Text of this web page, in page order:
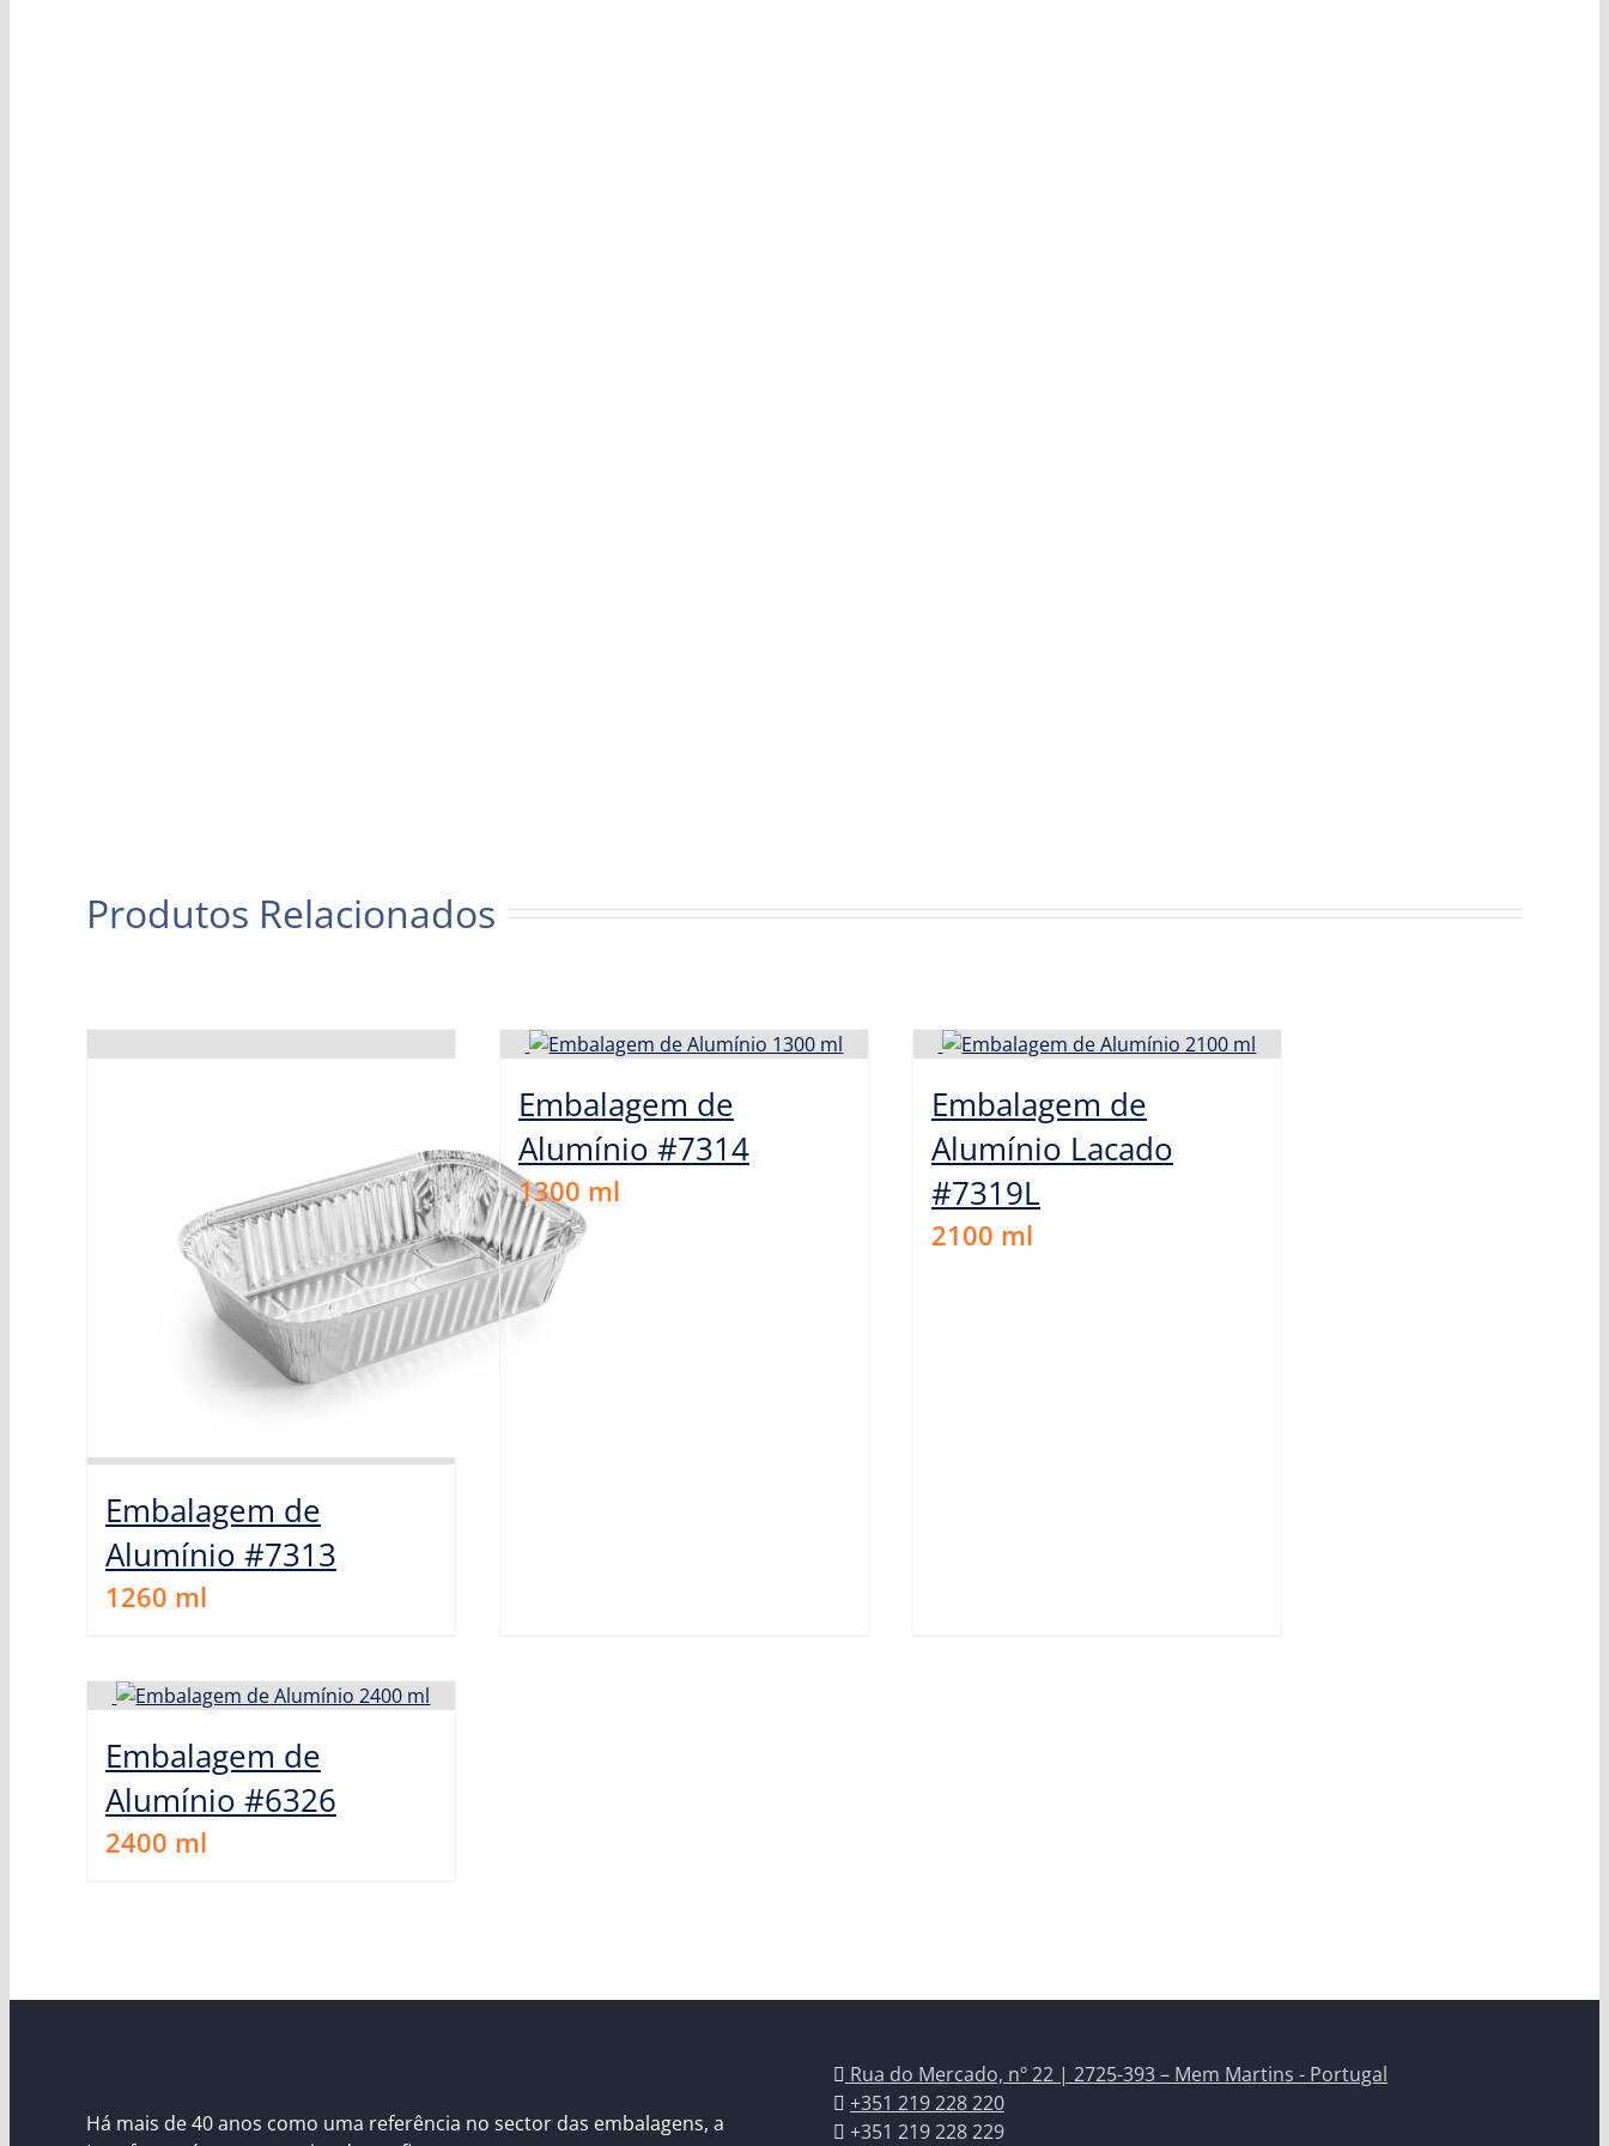
Produtos Relacionados
Embalagem de
Alumínio #7313
1260 ml
Embalagem de
Alumínio #7314
1300 ml
Embalagem de
Alumínio Lacado
#7319L
2100 ml
Embalagem de
Alumínio #6326
2400 ml
Há mais de 40 anos como uma referência no sector das embalagens, a
Rua do Mercado, nº 22 | 2725-393 – Mem Martins - Portugal
+351 219 228 220
+351 219 228 229